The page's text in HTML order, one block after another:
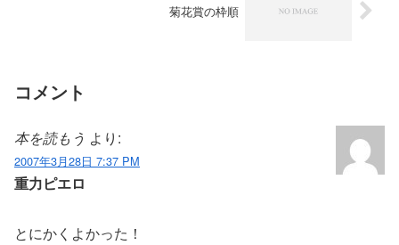
菊花賞の枠順
コメント
本を読もう より:
2007年3月28日 7:37 PM
重力ピエロ
とにかくよかった！